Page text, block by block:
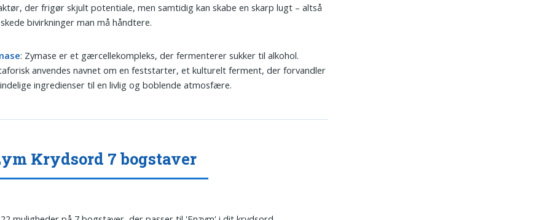
der frigør skjult potentiale, men samtidig kan skabe en skarp lugt – altså
bivirkninger man må håndtere.
: Zymase er et gærcellekompleks, der fermenterer sukker til alkohol.
anvendes navnet om en feststarter, et kulturelt ferment, der forvandler
ingredienser til en livlig og boblende atmosfære.
Krydsord 7 bogstaver